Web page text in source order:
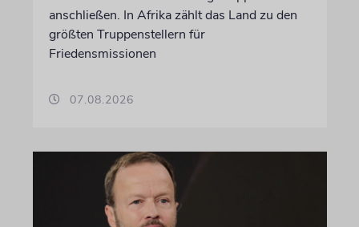
anschließen. In Afrika zählt das Land zu den
größten Truppenstellern für
Friedensmissionen
07.08.2026